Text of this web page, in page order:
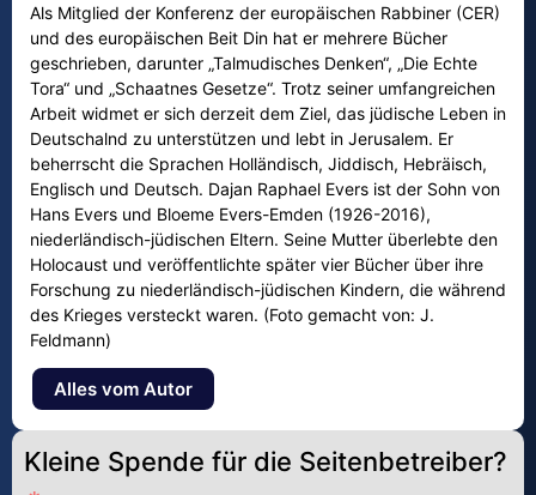
Als Mitglied der Konferenz der europäischen Rabbiner (CER)
und des europäischen Beit Din hat er mehrere Bücher
geschrieben, darunter „Talmudisches Denken“, „Die Echte
Tora“ und „Schaatnes Gesetze“. Trotz seiner umfangreichen
Arbeit widmet er sich derzeit dem Ziel, das jüdische Leben in
Deutschalnd zu unterstützen und lebt in Jerusalem. Er
beherrscht die Sprachen Holländisch, Jiddisch, Hebräisch,
Englisch und Deutsch. Dajan Raphael Evers ist der Sohn von
Hans Evers und Bloeme Evers-Emden (1926-2016),
niederländisch-jüdischen Eltern. Seine Mutter überlebte den
Holocaust und veröffentlichte später vier Bücher über ihre
Forschung zu niederländisch-jüdischen Kindern, die während
des Krieges versteckt waren. (Foto gemacht von: J.
Feldmann)
Alles vom Autor
Kleine Spende für die Seitenbetreiber?